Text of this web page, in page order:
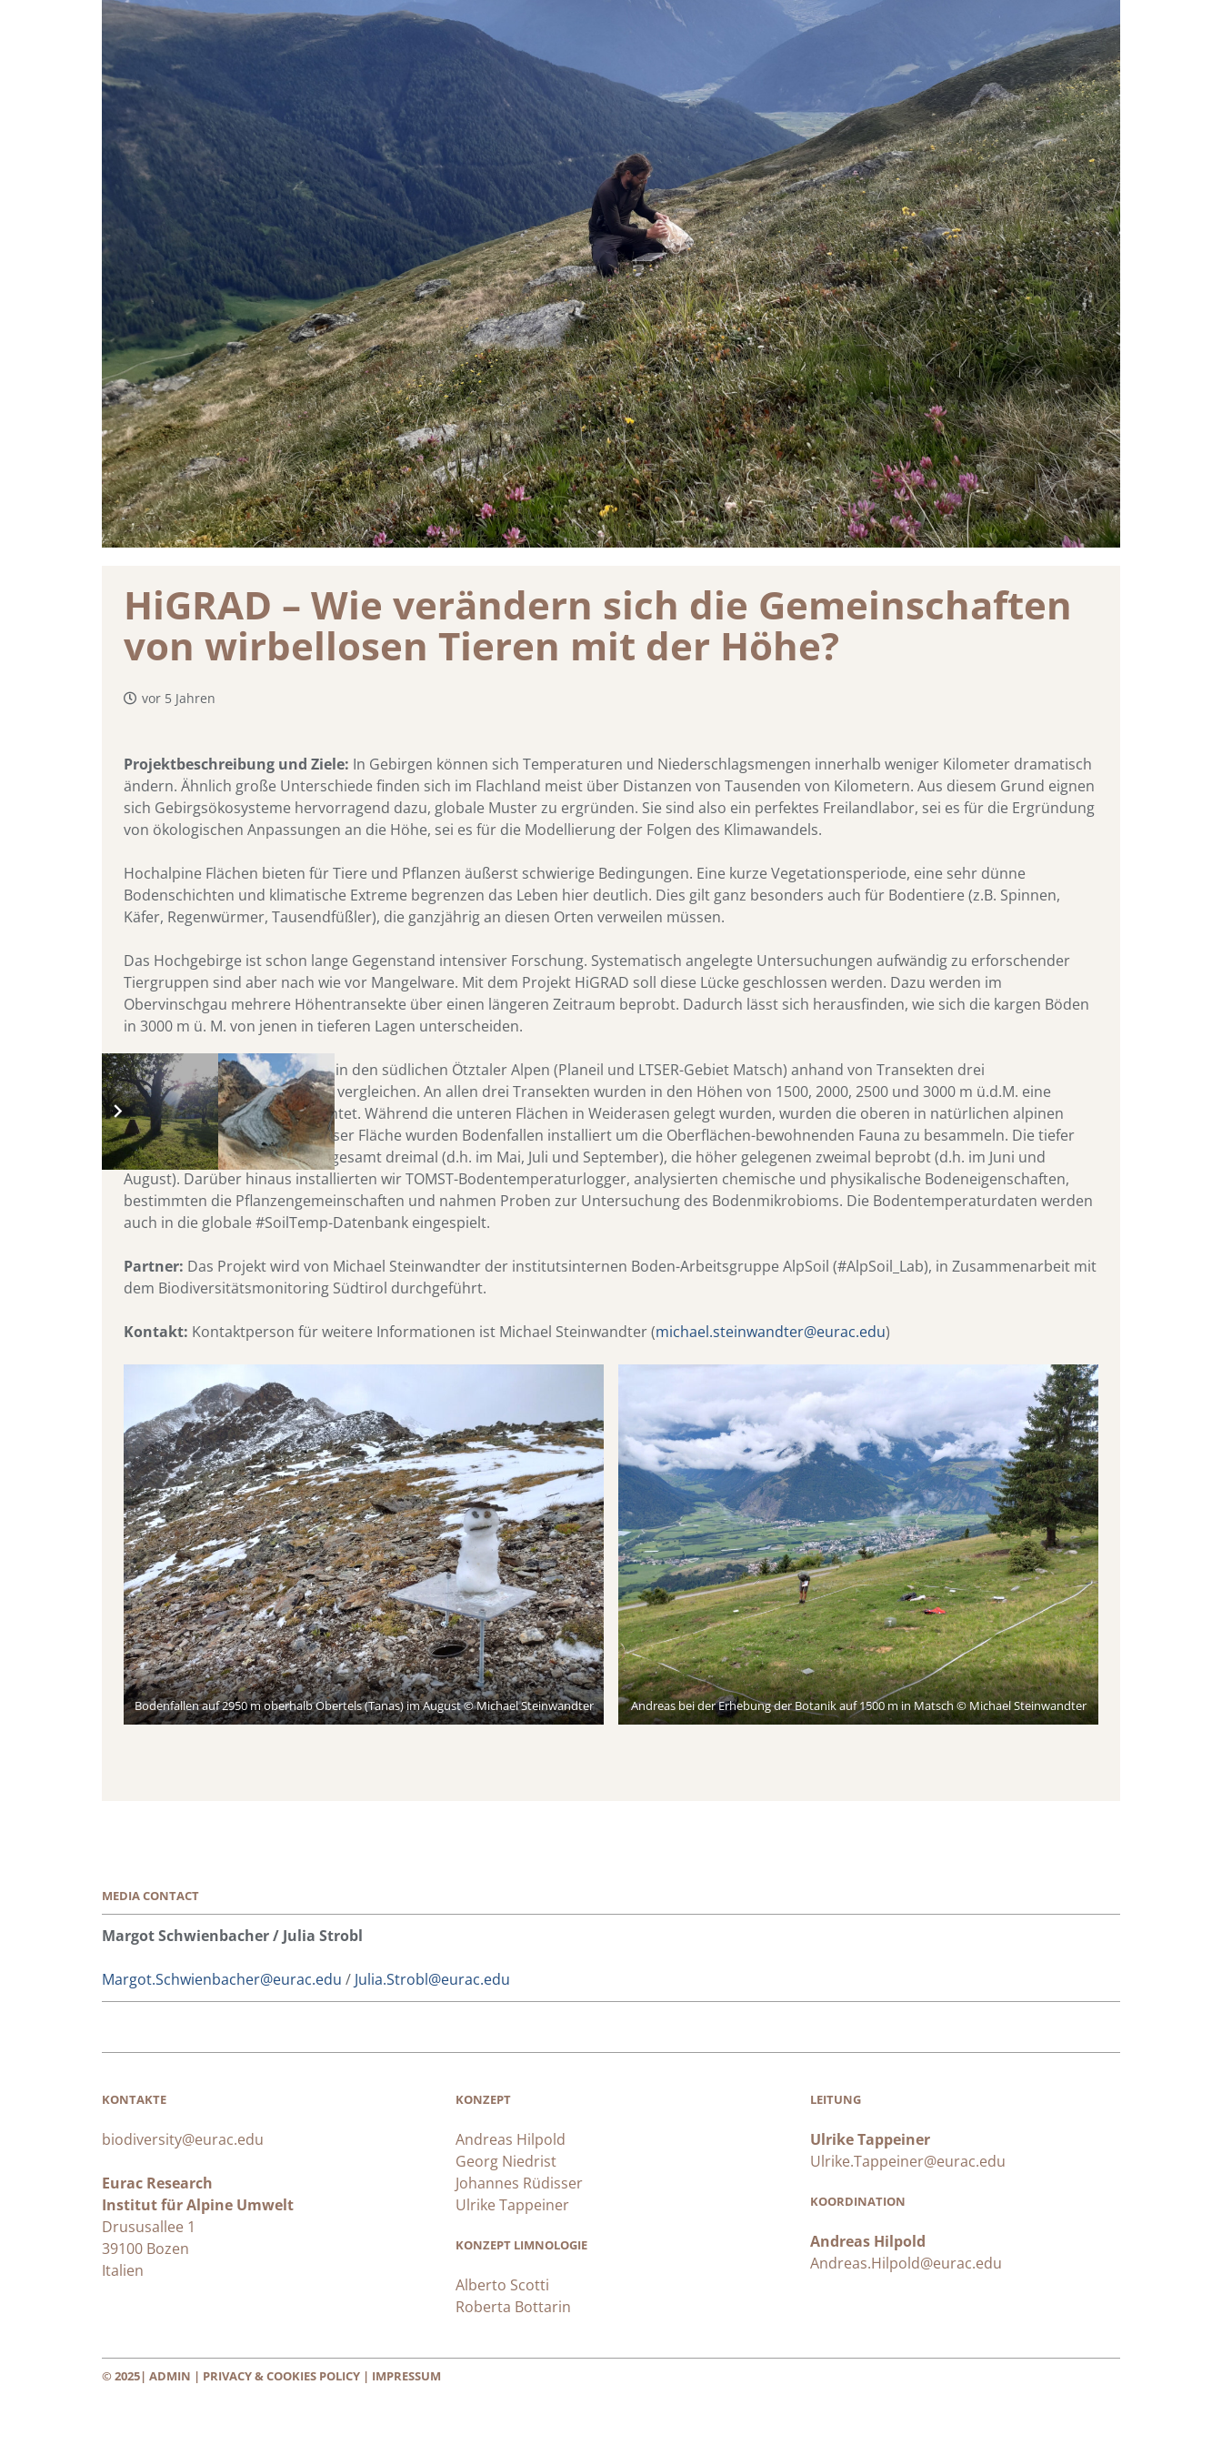
HiGRAD – Wie verändern sich die Gemeinschaften
von wirbellosen Tieren mit der Höhe?
vor 5 Jahren
Projektbeschreibung und Ziele: In Gebirgen können sich Temperaturen und Niederschlagsmengen innerhalb weniger Kilometer dramatisch
ändern. Ähnlich große Unterschiede finden sich im Flachland meist über Distanzen von Tausenden von Kilometern. Aus diesem Grund eignen
sich Gebirgsökosysteme hervorragend dazu, globale Muster zu ergründen. Sie sind also ein perfektes Freilandlabor, sei es für die Ergründung
von ökologischen Anpassungen an die Höhe, sei es für die Modellierung der Folgen des Klimawandels.
Hochalpine Flächen bieten für Tiere und Pflanzen äußerst schwierige Bedingungen. Eine kurze Vegetationsperiode, eine sehr dünne
Bodenschichten und klimatische Extreme begrenzen das Leben hier deutlich. Dies gilt ganz besonders auch für Bodentiere (z.B. Spinnen,
Käfer, Regenwürmer, Tausendfüßler), die ganzjährig an diesen Orten verweilen müssen.
Das Hochgebirge ist schon lange Gegenstand intensiver Forschung. Systematisch angelegte Untersuchungen aufwändig zu erforschender
Tiergruppen sind aber nach wie vor Mangelware. Mit dem Projekt HiGRAD soll diese Lücke geschlossen werden. Dazu werden im
Obervinschgau mehrere Höhentransekte über einen längeren Zeitraum beprobt. Dadurch lässt sich herausfinden, wie sich die kargen Böden
in 3000 m ü. M. von jenen in tieferen Lagen unterscheiden.
Methoden : Insgesamt werden in den südlichen Ötztaler Alpen (Planeil und LTSER-Gebiet Matsch) anhand von Transekten drei
Höhengradienten miteinander vergleichen. An allen drei Transekten wurden in den Höhen von 1500, 2000, 2500 und 3000 m ü.d.M. eine
Untersuchungsfläche eingerichtet. Während die unteren Flächen in Weiderasen gelegt wurden, wurden die oberen in natürlichen alpinen
Rasen positioniert. In jeder dieser Fläche wurden Bodenfallen installiert um die Oberflächen-bewohnenden Fauna zu besammeln. Die tiefer
gelegenen Flächen wurden insgesamt dreimal (d.h. im Mai, Juli und September), die höher gelegenen zweimal beprobt (d.h. im Juni und
August). Darüber hinaus installierten wir TOMST-Bodentemperaturlogger, analysierten chemische und physikalische Bodeneigenschaften,
bestimmten die Pflanzengemeinschaften und nahmen Proben zur Untersuchung des Bodenmikrobioms. Die Bodentemperaturdaten werden
auch in die globale #SoilTemp-Datenbank eingespielt.
Partner: Das Projekt wird von Michael Steinwandter der institutsinternen Boden-Arbeitsgruppe AlpSoil (#AlpSoil_Lab), in Zusammenarbeit mit
dem Biodiversitätsmonitoring Südtirol durchgeführt.
Kontakt: Kontaktperson für weitere Informationen ist Michael Steinwandter (michael.steinwandter@eurac.edu)
Bodenfallen auf 2950 m oberhalb Obertels (Tanas) im August © Michael Steinwandter Andreas bei der Erhebung der Botanik auf 1500 m in Matsch © Michael Steinwandter
MEDIA CONTACT
Margot Schwienbacher / Julia Strobl
Margot.Schwienbacher@eurac.edu / Julia.Strobl@eurac.edu
KONTAKTE
biodiversity@eurac.edu
Eurac Research
Institut für Alpine Umwelt
Drususallee 1
39100 Bozen
Italien
KONZEPT
Andreas Hilpold
Georg Niedrist
Johannes Rüdisser
Ulrike Tappeiner
KONZEPT LIMNOLOGIE
Alberto Scotti
Roberta Bottarin
LEITUNG
Ulrike Tappeiner
Ulrike.Tappeiner@eurac.edu
KOORDINATION
Andreas Hilpold
Andreas.Hilpold@eurac.edu
© 2025| ADMIN | PRIVACY & COOKIES POLICY | IMPRESSUM